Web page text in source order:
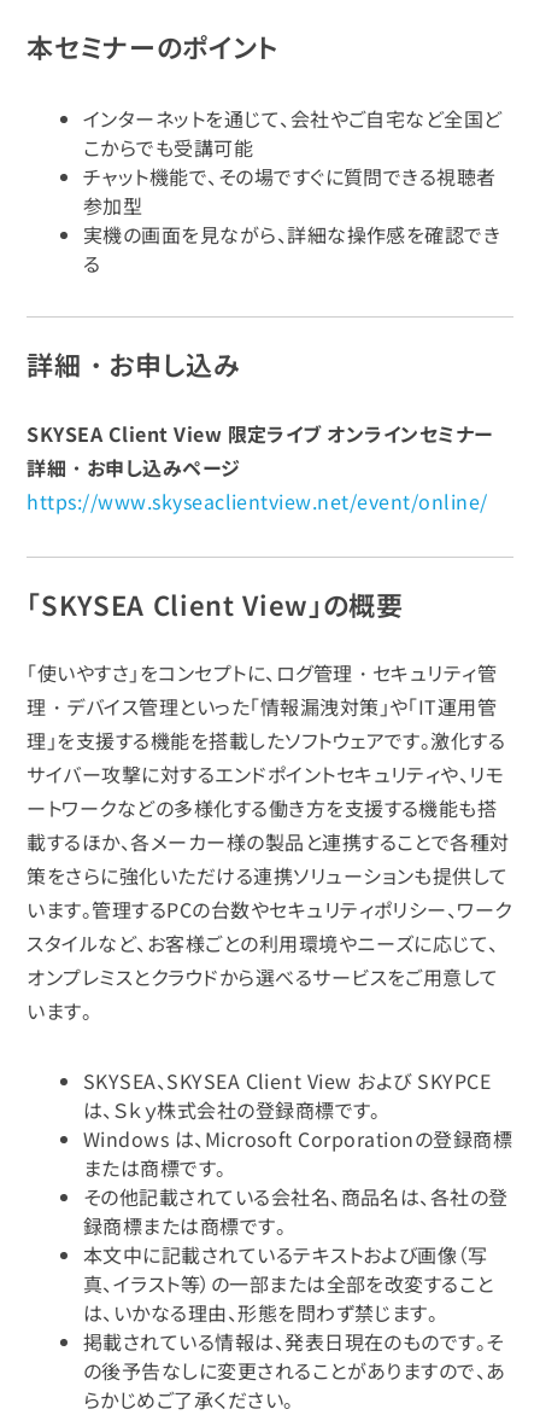
本セミナーのポイント
インターネットを通じて、会社やご自宅など全国ど
こからでも受講可能
チャット機能で、その場ですぐに質問できる視聴者
参加型
実機の画面を見ながら、詳細な操作感を確認でき
る
詳細・お申し込み
SKYSEA Client View 限定ライブ オンラインセミナー
詳細・お申し込みページ
https://www.skyseaclientview.net/event/online/
「SKYSEA Client View」の概要
「使いやすさ」をコンセプトに、ログ管理・セキュリティ管
理・デバイス管理といった「情報漏洩対策」や「IT運用管
理」を支援する機能を搭載したソフトウェアです。激化する
サイバー攻撃に対するエンドポイントセキュリティや、リモ
ートワークなどの多様化する働き方を支援する機能も搭
載するほか、各メーカー様の製品と連携することで各種対
策をさらに強化いただける連携ソリューションも提供して
います。管理するPCの台数やセキュリティポリシー、ワーク
スタイルなど、お客様ごとの利用環境やニーズに応じて、
オンプレミスとクラウドから選べるサービスをご用意して
います。
SKYSEA、SKYSEA Client View および SKYPCE
は、Ｓｋｙ株式会社の登録商標です。
Windows は、Microsoft Corporationの登録商標
または商標です。
その他記載されている会社名、商品名は、各社の登
録商標または商標です。
本文中に記載されているテキストおよび画像（写
真、イラスト等）の一部または全部を改変すること
は、いかなる理由、形態を問わず禁じます。
掲載されている情報は、発表日現在のものです。そ
の後予告なしに変更されることがありますので、あ
らかじめご了承ください。